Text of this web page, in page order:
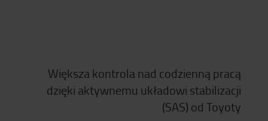
Większa kontrola nad codzienną pracą
dzięki aktywnemu układowi stabilizacji
(SAS) od Toyoty